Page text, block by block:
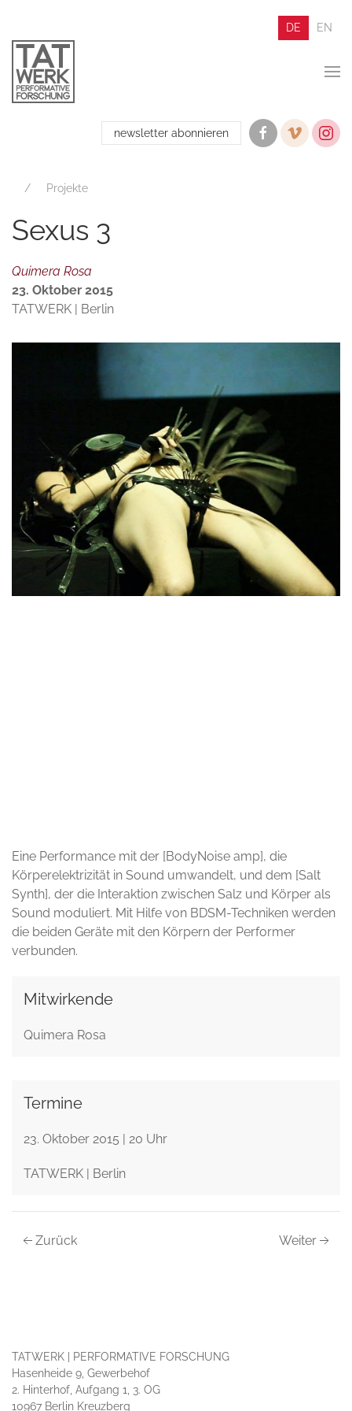
DE EN
newsletter abonnieren
Projekte
Sexus 3
Quimera Rosa
23. Oktober 2015
TATWERK | Berlin
Eine Performance mit der [BodyNoise amp], die
Körperelektrizität in Sound umwandelt, und dem [Salt
Synth], der die Interaktion zwischen Salz und Körper als
Sound moduliert. Mit Hilfe von BDSM-Techniken werden
die beiden Geräte mit den Körpern der Performer
verbunden.
Mitwirkende
Quimera Rosa
Termine
23. Oktober 2015 | 20 Uhr
TATWERK | Berlin
Zurück Weiter
TATWERK | PERFORMATIVE FORSCHUNG
Hasenheide 9, Gewerbehof
2. Hinterhof, Aufgang 1, 3. OG
10967 Berlin Kreuzberg